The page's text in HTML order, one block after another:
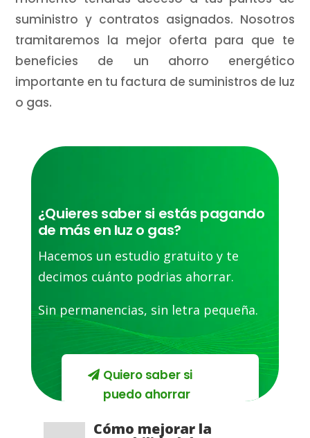
suministro y contratos asignados. Nosotros
tramitaremos la mejor oferta para que te
beneficies de un ahorro energético
importante en tu factura de suministros de luz
o gas.
¿Quieres saber si estás pagando
de más en luz o gas?
Hacemos un estudio gratuito y te
decimos cuánto podrias ahorrar.
Sin permanencias, sin letra pequeña.
Quiero saber si
puedo ahorrar
Cómo mejorar la